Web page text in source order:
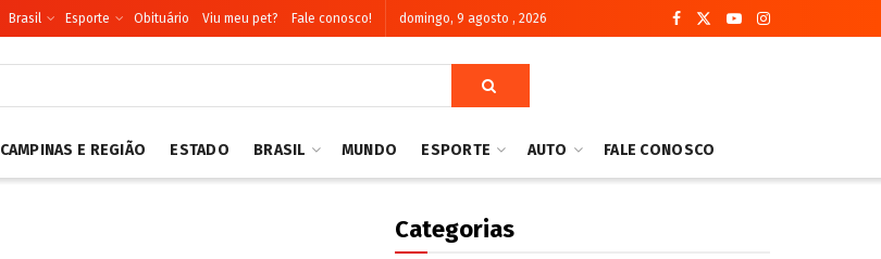
Brasil Esporte Obituário Viu meu pet? Fale conosco! domingo, 9 agosto , 2026
CAMPINAS E REGIÃO ESTADO BRASIL MUNDO ESPORTE AUTO FALE CONOSCO
Categorias